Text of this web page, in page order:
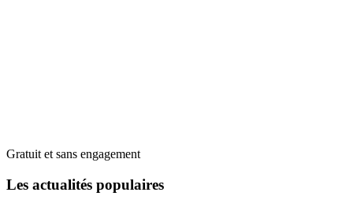
Gratuit et sans engagement
Les actualités populaires